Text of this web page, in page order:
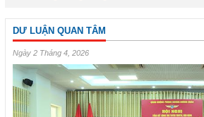
DƯ LUẬN QUAN TÂM
Ngày 2 Tháng 4, 2026